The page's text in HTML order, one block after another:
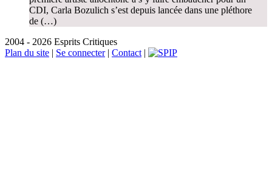
CDI, Carla Bozulich s’est depuis lancée dans une pléthore
de (…)
2004 - 2026 Esprits Critiques
Plan du site | Se connecter| Contact |